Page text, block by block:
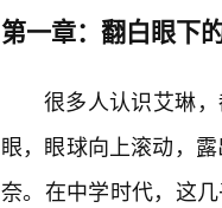
第一章：翻白眼下
很多人认识艾琳
眼，眼球向上滚动，
奈。在中学时代，这